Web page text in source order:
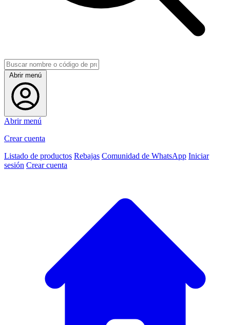
Abrir menú
Abrir menú
Crear cuenta
Listado de productos Rebajas Comunidad de WhatsApp Iniciar
sesión Crear cuenta